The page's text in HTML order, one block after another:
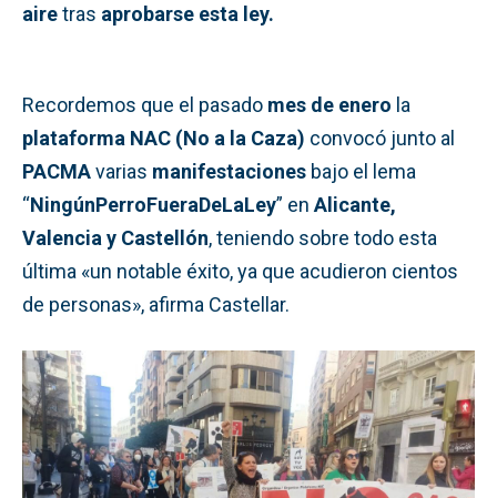
airetras aprobarse esta ley.
Recordemos que el pasado mes de enero la
plataforma NAC (No a la Caza) convocó junto al
PACMAvarias manifestaciones bajo el lema
“NingúnPerroFueraDeLaLey” en Alicante,
Valencia y Castellón, teniendo sobre todo esta
última «un notable éxito, ya que acudieron cientos
de personas», afirma Castellar.